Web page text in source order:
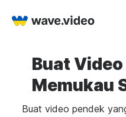
Buat
Memukau
Buat video pendek